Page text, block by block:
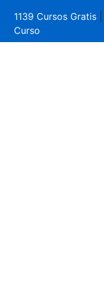
1139 Cursos Gratis
Curso